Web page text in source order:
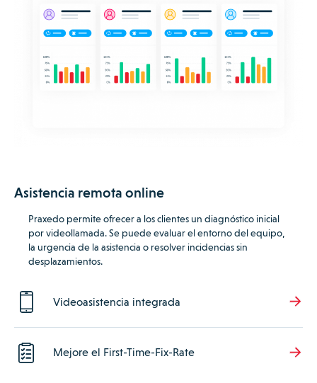
Asistencia remota online
Praxedo permite ofrecer a los clientes un diagnóstico inicial
por videollamada.Se puede evaluar el entorno del equipo,
la urgencia de la asistencia o resolver incidencias sin
desplazamientos.
Videoasistencia integrada
Mejore el First-Time-Fix-Rate